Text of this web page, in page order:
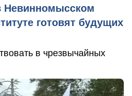
Невинномысском
готовят будущих
в чрезвычайных